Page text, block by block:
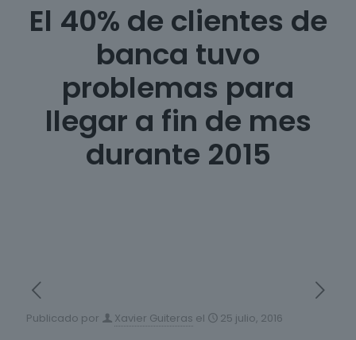
El 40% de clientes de
banca tuvo
problemas para
llegar a fin de mes
durante 2015
Publicado por Xavier Guiteras el 25 julio, 2016